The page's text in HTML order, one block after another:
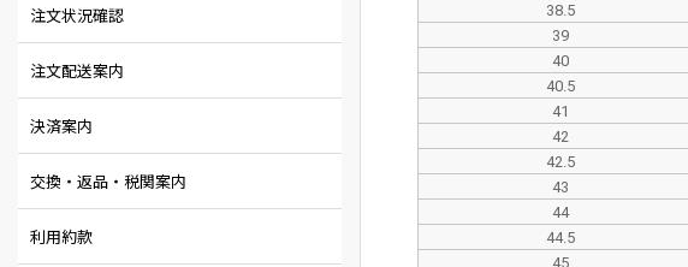
注文状況確認
注文配送案内
決済案内
交換・返品・税関案内
利用約款
38.5
39
40
40.5
41
42
42.5
43
44
44.5
45